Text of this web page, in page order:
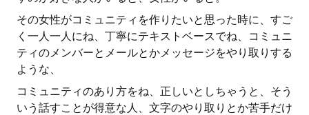
その女性がコミュニティを作りたいと思った時に、すご
く一人一人にね、丁寧にテキストベースでね、コミュニ
ティのメンバーとメールとかメッセージをやり取りする
ような、
コミュニティのあり方をね、正しいとしちゃうと、そう
いう話すことが得意な人、文字のやり取りとか苦手だけ